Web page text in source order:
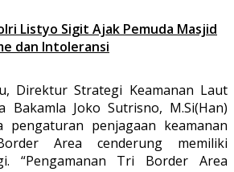
Listyo Sigit Ajak Pemuda Masjid
dan Intoleransi
Direktur Strategi Keamanan Laut
Bakamla Joko Sutrisno, M.Si(Han)
pengaturan penjagaan keamanan
Area cenderung memiliki
“Pengamanan Tri Border Area